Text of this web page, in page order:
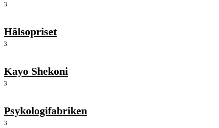
3
Hälsopriset
3
Kayo Shekoni
3
Psykologifabriken
3